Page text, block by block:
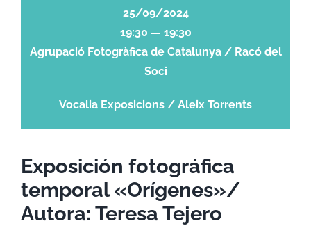
Exposición fotográfica
temporal «Orígenes»/
Autora: Teresa Tejero
25/09/2024
19:30 — 19:30
Agrupació Fotogràfica de Catalunya / Racó del
Soci
Vocalia Exposicions / Aleix Torrents